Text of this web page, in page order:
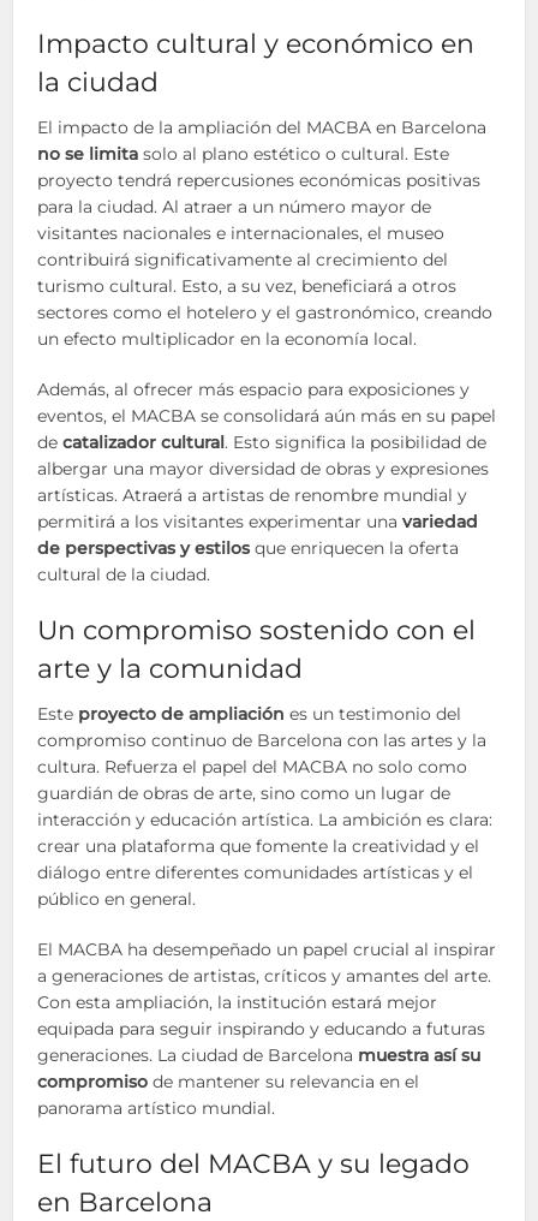
Impacto cultural y económico en
la ciudad
El impacto de la ampliación del MACBA en Barcelona
no se limita solo al plano estético o cultural. Este
proyecto tendrá repercusiones económicas positivas
para la ciudad. Al atraer a un número mayor de
visitantes nacionales e internacionales, el museo
contribuirá significativamente al crecimiento del
turismo cultural. Esto, a su vez, beneficiará a otros
sectores como el hotelero y el gastronómico, creando
un efecto multiplicador en la economía local.
Además, al ofrecer más espacio para exposiciones y
eventos, el MACBA se consolidará aún más en su papel
decatalizador cultural. Esto significa la posibilidad de
albergar una mayor diversidad de obras y expresiones
artísticas. Atraerá a artistas de renombre mundial y
permitirá a los visitantes experimentar unavariedad
de perspectivas y estilosque enriquecen la oferta
cultural de la ciudad.
Un compromiso sostenido con el
arte y la comunidad
Este proyecto de ampliación es un testimonio del
compromiso continuo de Barcelona con las artes y la
cultura. Refuerza el papel del MACBA no solo como
guardián de obras de arte, sino como un lugar de
interacción y educación artística. La ambición es clara:
crear una plataforma que fomente la creatividad y el
diálogo entre diferentes comunidades artísticas y el
público en general.
El MACBA ha desempeñado un papel crucial al inspirar
a generaciones de artistas, críticos y amantes del arte.
Con esta ampliación, la institución estará mejor
equipada para seguir inspirando y educando a futuras
generaciones. La ciudad de Barcelona muestra así su
compromiso de mantener su relevancia en el
panorama artístico mundial.
El futuro del MACBA y su legado
en Barcelona